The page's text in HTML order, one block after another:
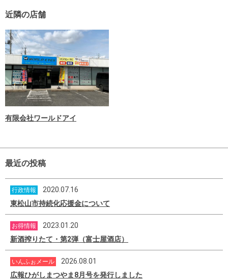
近隣の店舗
有限会社ワールドアイ
最近の投稿
行政情報
2020.07.16
東松山市持続化応援金について
お得情報
2023.01.20
新酒搾りたて・第2弾（富士屋酒店）
いんふぉメール
2026.08.01
広報ひがしまつやま8月号を発行しました